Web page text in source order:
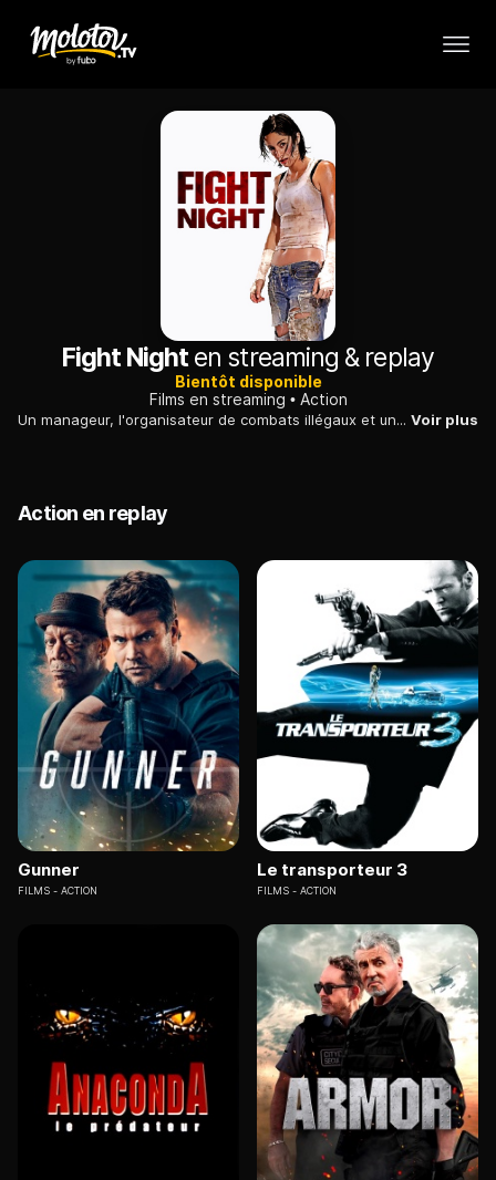
Fight Nighten streaming & replay
Bientôt disponible
Films en streaming
Action
Un manageur, l'organisateur de combats illégaux et une femme boxeuse se retrouvent au coeur d'un imbroglio : la vie de chacun est mise en péril. Voir plus
Action en replay
Gunner
FILMS ACTION
Le transporteur 3
FILMS ACTION